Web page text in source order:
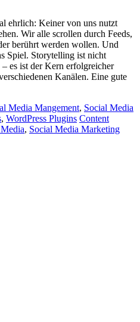
ehrlich: Keiner von uns nutzt
Wir alle scrollen durch Feeds,
berührt werden wollen. Und
Spiel. Storytelling ist nicht
es ist der Kern erfolgreicher
Kanälen. Eine gute
Media Mangement, Social Media
, WordPress Plugins Content
, Social Media Marketing